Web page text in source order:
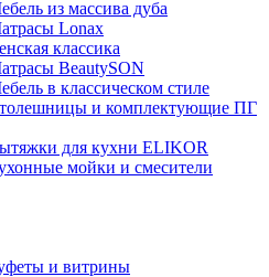
из массива дуба
Lonax
классика
BeautySON
в классическом стиле
и комплектующие ПГ
для кухни ELIKOR
мойки и смесители
и витрины